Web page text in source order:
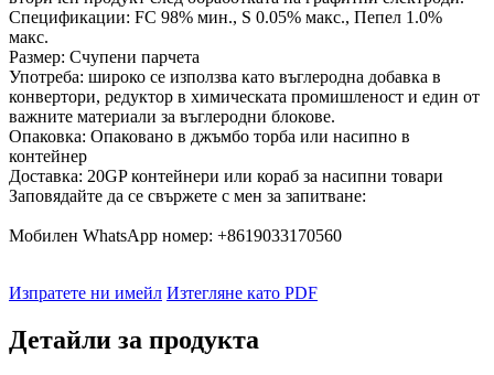
Спецификации: FC 98% мин., S 0.05% макс., Пепел 1.0%
макс.
Размер: Счупени парчета
Употреба: широко се използва като въглеродна добавка в
конвертори, редуктор в химическата промишленост и един от
важните материали за въглеродни блокове.
Опаковка: Опаковано в джъмбо торба или насипно в
контейнер
Доставка: 20GP контейнери или кораб за насипни товари
Заповядайте да се свържете с мен за запитване:
Мобилен WhatsApp номер: +8619033170560
Изпратете ни имейл Изтегляне като PDF
Детайли за продукта